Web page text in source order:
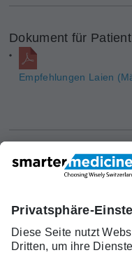
Dokument für
Empfehlungen Laien
smarter
medicine?
Top-5-
Forschung